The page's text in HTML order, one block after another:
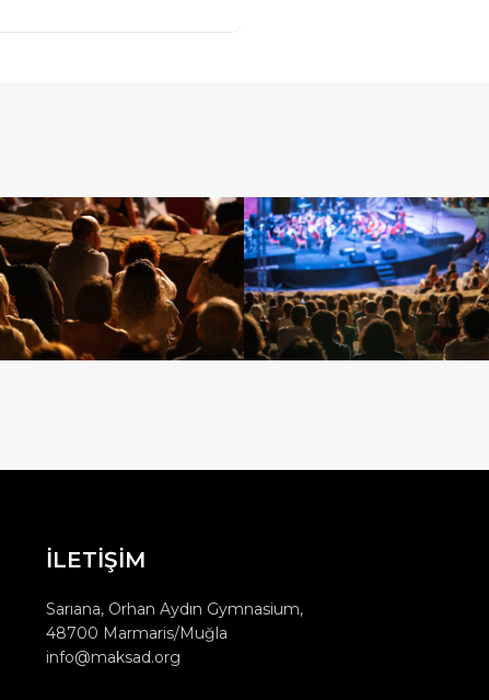
İLETİŞİM
Sarıana, Orhan Aydın Gymnasium,
48700 Marmaris/Muğla
info@maksad.org